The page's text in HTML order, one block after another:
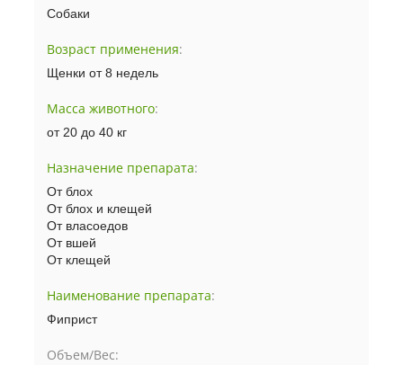
Собаки
Возраст применения:
Щенки от 8 недель
Масса животного:
от 20 до 40 кг
Назначение препарата:
От блох
От блох и клещей
От власоедов
От вшей
От клещей
Наименование препарата:
Фиприст
Объем/Вес: